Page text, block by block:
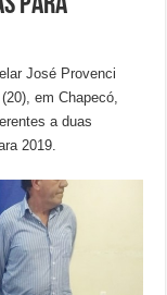
José Provenci
em Chapecó,
a duas
2019.